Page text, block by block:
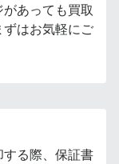
あっても買取
はお気軽にご
る際、保証書